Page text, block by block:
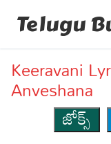
Telugu
Keeravani
Anveshana
జోక్స్